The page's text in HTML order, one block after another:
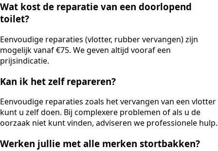
Wat kost de reparatie van een doorlopend
toilet?
Eenvoudige reparaties (vlotter, rubber vervangen) zijn
mogelijk vanaf €75. We geven altijd vooraf een
prijsindicatie.
Kan ik het zelf repareren?
Eenvoudige reparaties zoals het vervangen van een vlotter
kunt u zelf doen. Bij complexere problemen of als u de
oorzaak niet kunt vinden, adviseren we professionele hulp.
Werken jullie met alle merken stortbakken?